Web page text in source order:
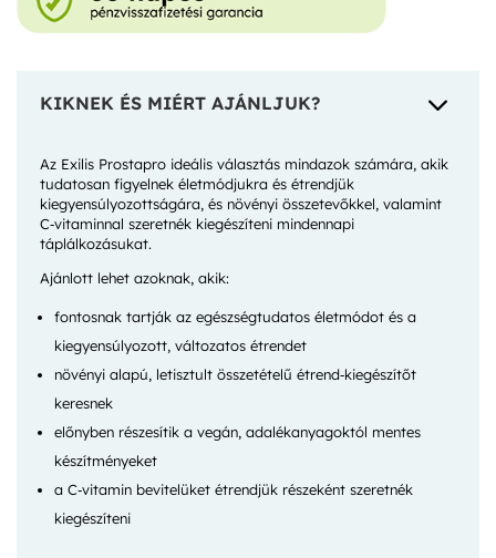
KIKNEK ÉS MIÉRT AJÁNLJUK? 3
Az Exilis Prostapro ideális választás mindazok számára, akik
tudatosan figyelnek életmódjukra és étrendjük
kiegyensúlyozottságára, és növényi összetevőkkel, valamint
C‑vitaminnal szeretnék kiegészíteni mindennapi
táplálkozásukat.
Ajánlott lehet azoknak, akik:
fontosnak tartják az egészségtudatos életmódot és a
kiegyensúlyozott, változatos étrendet
növényi alapú, letisztult összetételű étrend‑kiegészítőt
keresnek
előnyben részesítik a vegán, adalékanyagoktól mentes
készítményeket
a C‑vitamin bevitelüket étrendjük részeként szeretnék
kiegészíteni